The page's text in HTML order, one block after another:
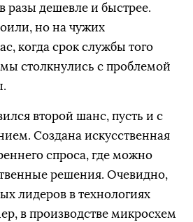
разы дешевле и быстрее.
но на чужих
когда срок службы того
столкнулись с проблемой
второй шанс, пусть и с
Создана искусственная
спроса, где можно
решения. Очевидно,
лидеров в технологиях
в производстве микросхем